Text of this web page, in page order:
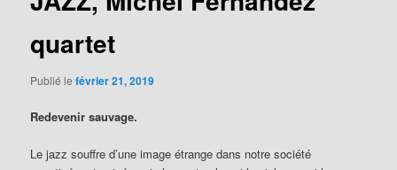
quartet
Publié lefévrier 21, 2019
Redevenir sauvage.
Le jazz souffre d’une image étrange dans notre société